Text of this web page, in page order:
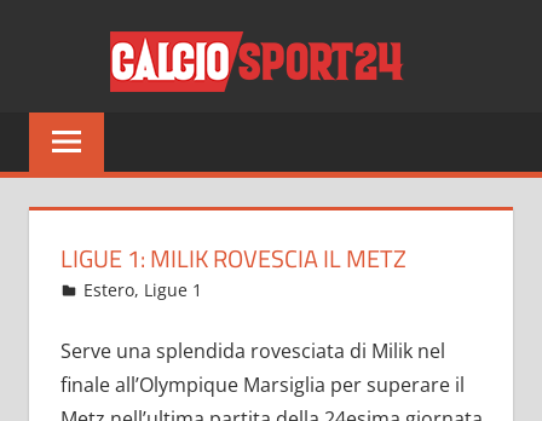
Tutto
sul
del
LIGUE 1: MILIK ROVESCIA IL METZ
Febbraio 14, 2022
admin
Estero, Ligue 1
Serve una splendida rovesciata di Milik nel
finale all’Olympique Marsiglia per superare il